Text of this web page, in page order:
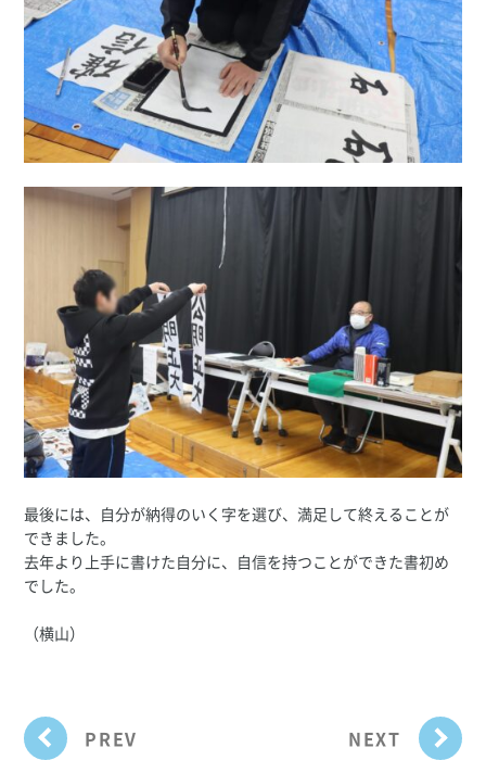
最後には、自分が納得のいく字を選び、満足して終えることが
できました。
去年より上手に書けた自分に、自信を持つことができた書初め
でした。
（横山）
PREV NEXT